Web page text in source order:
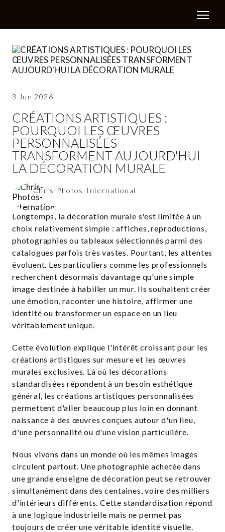
3 Jun 2026
CRÉATIONS ARTISTIQUES :
POURQUOI LES ŒUVRES
PERSONNALISÉES
TRANSFORMENT AUJOURD'HUI
LA DÉCORATION MURALE
Chris-Photos-International
Longtemps, la décoration murale s'est limitée à un
choix relativement simple : affiches, reproductions,
photographies ou tableaux sélectionnés parmi des
catalogues parfois très vastes. Pourtant, les attentes
évoluent. Les particuliers comme les professionnels
recherchent désormais davantage qu'une simple
image destinée à habiller un mur. Ils souhaitent créer
une émotion, raconter une histoire, affirmer une
identité ou transformer un espace en un lieu
véritablement unique.
Cette évolution explique l'intérêt croissant pour les
créations artistiques sur mesure et les œuvres
murales exclusives. Là où les décorations
standardisées répondent à un besoin esthétique
général, les créations artistiques personnalisées
permettent d'aller beaucoup plus loin en donnant
naissance à des œuvres conçues autour d'un lieu,
d'une personnalité ou d'une vision particulière.
Nous vivons dans un monde où les mêmes images
circulent partout. Une photographie achetée dans
une grande enseigne de décoration peut se retrouver
simultanément dans des centaines, voire des milliers
d'intérieurs différents. Cette standardisation répond
à une logique industrielle mais ne permet pas
toujours de créer une véritable identité visuelle.